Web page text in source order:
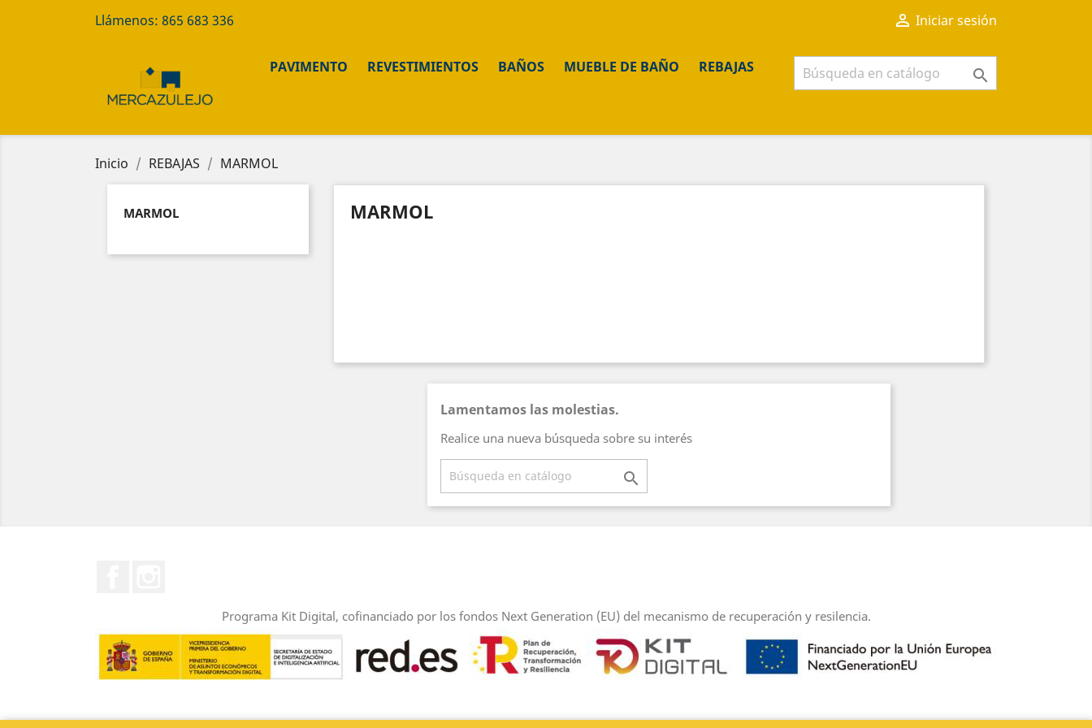
Llámenos: 865 683 336  Iniciar sesión
PAVIMENTO REVESTIMIENTOS BAÑOS MUEBLE DE BAÑO REBAJAS 
Inicio REBAJAS MARMOL
MARMOL MARMOL
Lamentamos las molestias.
Realice una nueva búsqueda sobre su interés

Programa Kit Digital, cofinanciado por los fondos Next Generation (EU) del mecanismo de recuperación y resilencia.